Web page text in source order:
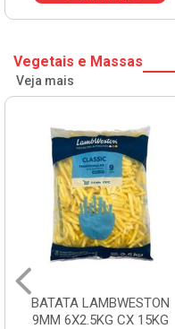
Vegetais e Massas
Veja mais
BATATA LAMBWESTON
9MM 6X2.5KG CX 15KG